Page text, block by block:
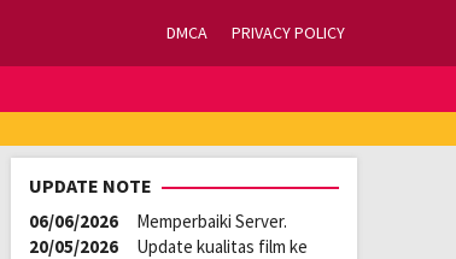
DMCA PRIVACY POLICY
DUNIA21» https://dunia21.xyz/
UPDATE NOTE
06/06/2026
Memperbaiki Server.
20/05/2026
Update kualitas film ke